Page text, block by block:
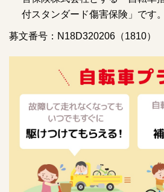
付スタンダード傷害保険」です。
募文番号：N18D320206（1810）